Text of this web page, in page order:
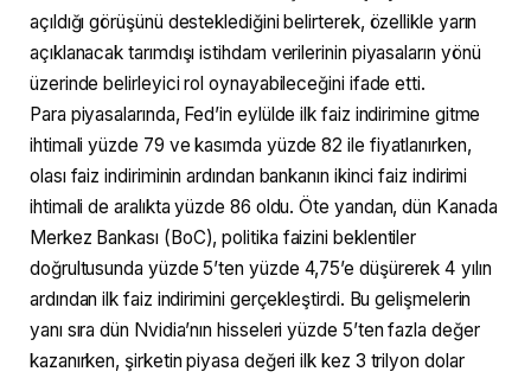
açıldığı görüşünü desteklediğini belirterek, özellikle yarın
açıklanacak tarımdışı istihdam verilerinin piyasaların yönü
üzerinde belirleyici rol oynayabileceğini ifade etti.
Para piyasalarında, Fed’in eylülde ilk faiz indirimine gitme
ihtimali yüzde 79 ve kasımda yüzde 82 ile fiyatlanırken,
olası faiz indiriminin ardından bankanın ikinci faiz indirimi
ihtimali de aralıkta yüzde 86 oldu. Öte yandan, dün Kanada
Merkez Bankası (BoC), politika faizini beklentiler
doğrultusunda yüzde 5’ten yüzde 4,75’e düşürerek 4 yılın
ardından ilk faiz indirimini gerçekleştirdi. Bu gelişmelerin
yanı sıra dün Nvidia’nın hisseleri yüzde 5’ten fazla değer
kazanırken, şirketin piyasa değeri ilk kez 3 trilyon dolar